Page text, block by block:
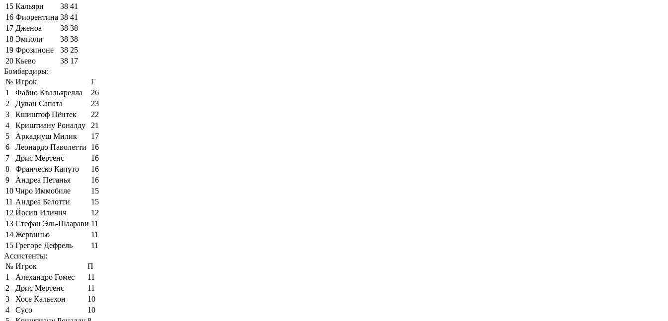
15 Кальяри 38 41
16 Фиорентина 38 41
17 Дженоа 38 38
18 Эмполи 38 38
19 Фрозиноне 38 25
20 Кьево 38 17
Бомбардиры:
№ Игрок
Г
1
Фабио Квальярелла
26
2
Дуван Сапата
23
3
Кшиштоф Пёнтек
22
4
Криштиану Роналду
21
5
Аркадиуш Милик
17
6
Леонардо Паволетти
16
7
Дрис Мертенс
16
8
Франческо Капуто
16
9
Андреа Петанья
16
10 Чиро Иммобиле
15
11 Андреа Белотти
15
12 Йосип Иличич
12
13 Стефан Эль-Шаарави 11
14 Жервиньо
11
15 Грегоре Дефрель
11
Ассистенты:
№ Игрок
П
1
Алехандро Гомес
11
2
Дрис Мертенс
11
3
Хосе Кальехон
10
4
Сусо
10